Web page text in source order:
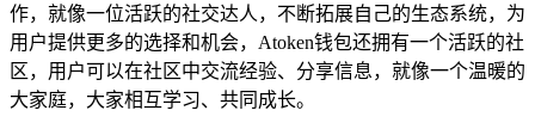
作，就像一位活跃的社交达人，不断拓展自己的生态系统，为
用户提供更多的选择和机会，Atoken钱包还拥有一个活跃的社
区，用户可以在社区中交流经验、分享信息，就像一个温暖的
大家庭，大家相互学习、共同成长。